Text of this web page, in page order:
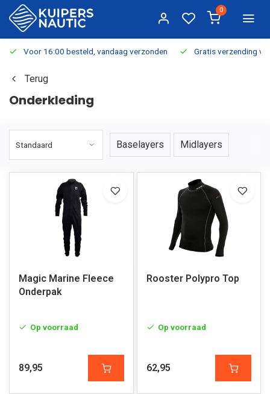
0
Voor 16:00 besteld, vandaag verzonden Gratis verzending
Terug
Onderkleding
Baselayers Midlayers
Magic Marine Fleece
Onderpak
Op voorraad
89,95
Rooster Polypro Top
Op voorraad
62,95